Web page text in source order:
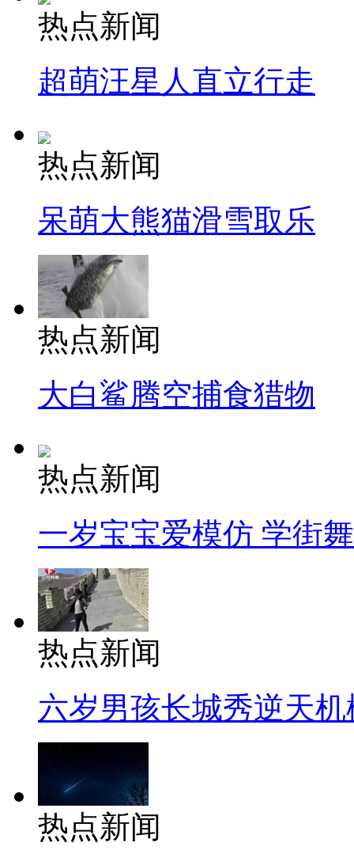
热点新闻
超萌汪星人直立行走
热点新闻
呆萌大熊猫滑雪取乐
热点新闻
大白鲨腾空捕食猎物
热点新闻
一岁宝宝爱模仿 学街
热点新闻
六岁男孩长城秀逆天机
热点新闻